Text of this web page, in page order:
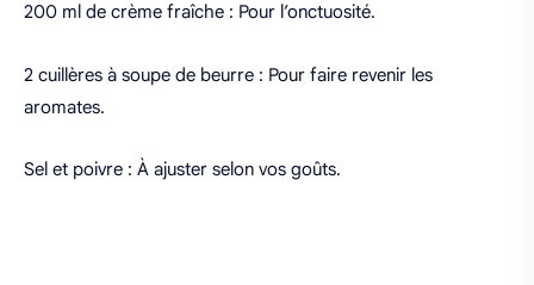
200 ml de crème fraîche : Pour l’onctuosité.
2 cuillères à soupe de beurre : Pour faire revenir les
aromates.
Sel et poivre : À ajuster selon vos goûts.